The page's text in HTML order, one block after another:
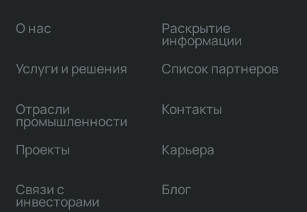
О нас
Услуги и решения
Отрасли
промышленности
Проекты
Связи с
инвесторами
Раскрытие
информации
Список партнеров
Контакты
Карьера
Блог